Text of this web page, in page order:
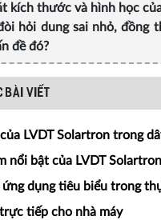
kích thước và hình học
hỏi dung sai nhỏ, đồng
đề đó?
BÀI VIẾT
LVDT Solartron trong
nổi bật của LVDT
ứng dụng tiêu biểu trong
tiếp cho nhà máy